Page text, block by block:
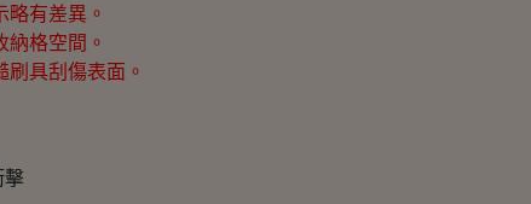
有差異。
格空間。
具刮傷表面。
擊